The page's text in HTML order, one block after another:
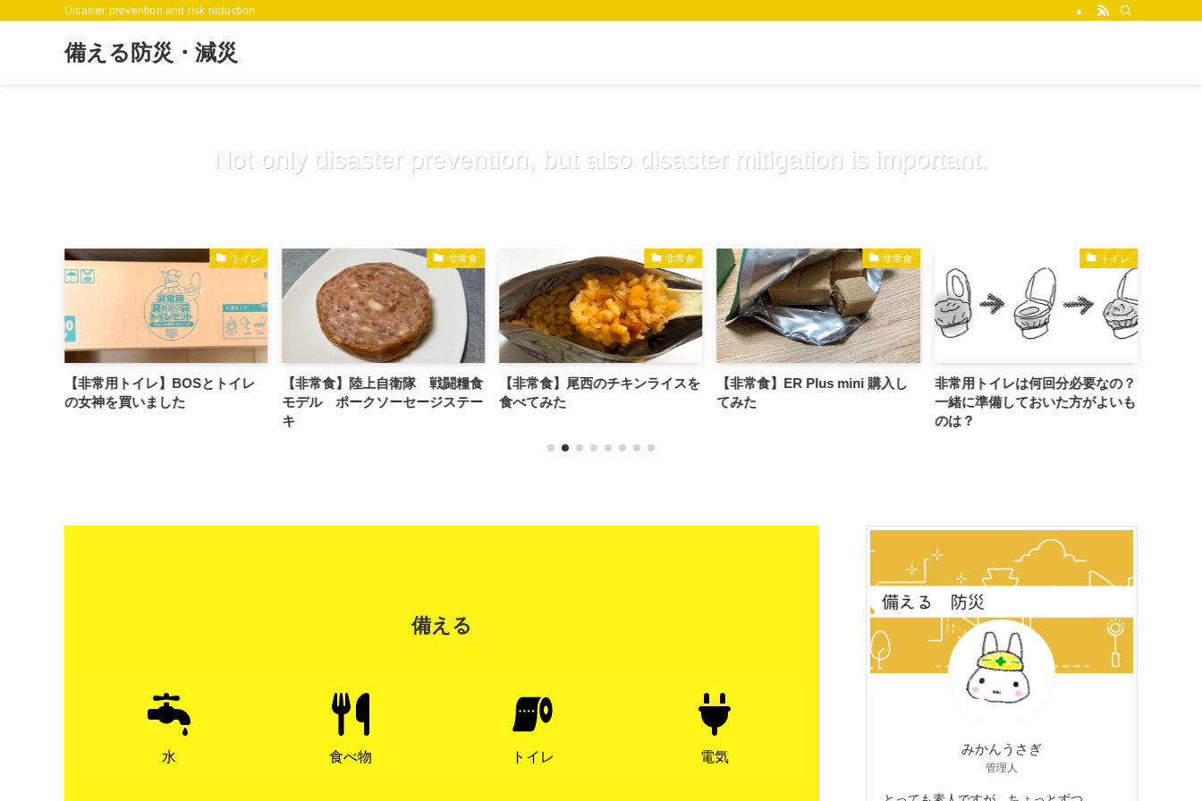
Disaster prevention and risk reduction
備える防災・減災
Not only disaster prevention, but also disaster mitigation is important.
トイレ
【非常用トイレ】BOSとトイレ
の女神を買いました
非常食
【非常食】陸上自衛隊 戦闘糧食
モデル ポークソーセージステー
キ
非常食
【非常食】尾西のチキンライスを
食べてみた
非常食
【非常食】ER Plus mini 購入し
てみた
トイレ
非常用トイレは何回分必要なの？
一緒に準備しておいた方がよいも
のは？
備える
水 食べ物 トイレ 電気
みかんうさぎ
管理人